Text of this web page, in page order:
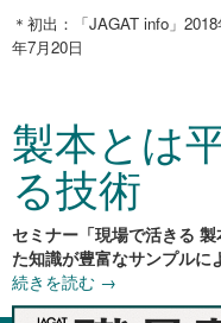
＊初出：「JAGAT info」
年7月20日
製本とは
る技術
セミナー「現場で活きる
た知識が豊富なサンプルに
続きを読む →